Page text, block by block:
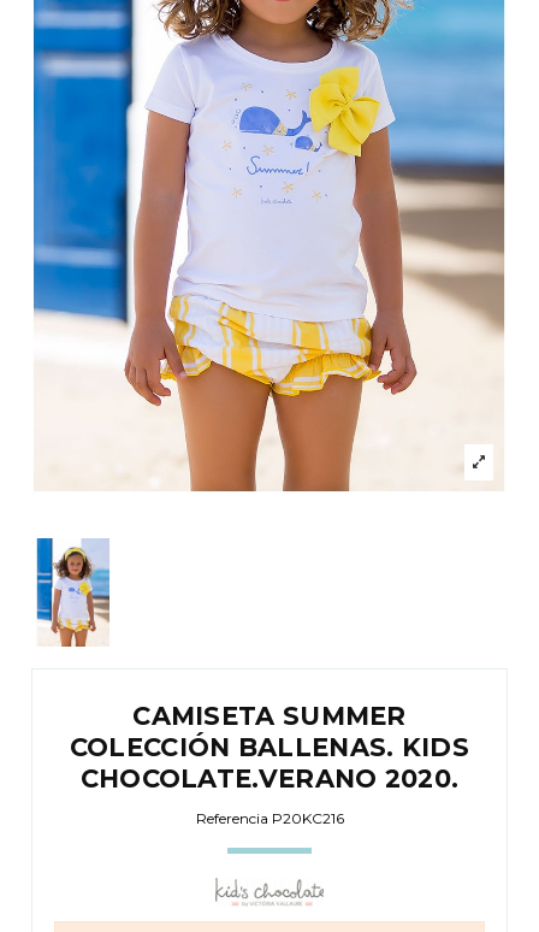
CAMISETA SUMMER
COLECCIÓN BALLENAS. KIDS
CHOCOLATE.VERANO 2020.
Referencia P20KC216